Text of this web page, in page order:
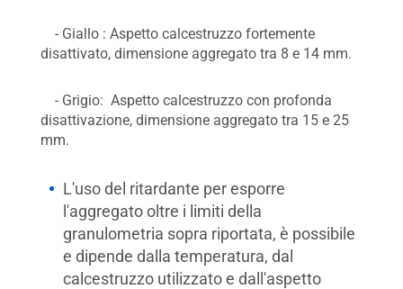
- Giallo : Aspetto calcestruzzo fortemente
disattivato, dimensione aggregato tra 8 e 14 mm.
- Grigio: Aspetto calcestruzzo con profonda
disattivazione, dimensione aggregato tra 15 e 25
mm.
L'uso del ritardante per esporre
l'aggregato oltre i limiti della
granulometria sopra riportata, è possibile
e dipende dalla temperatura, dal
calcestruzzo utilizzato e dall'aspetto